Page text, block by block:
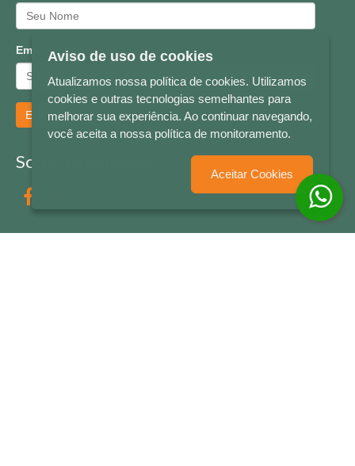
Email:
Enviar
Socialize conosco
Aviso de uso de cookies
Atualizamos nossa política de cookies. Utilizamos
cookies e outras tecnologias semelhantes para
melhorar sua experiência. Ao continuar navegando,
você aceita a nossa política de monitoramento.
Aceitar Cookies